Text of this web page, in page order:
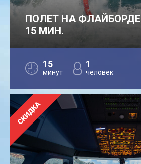
ПОЛЕТ НА ФЛАЙБОРДЕ
15 МИН.
15
минут
1
человек